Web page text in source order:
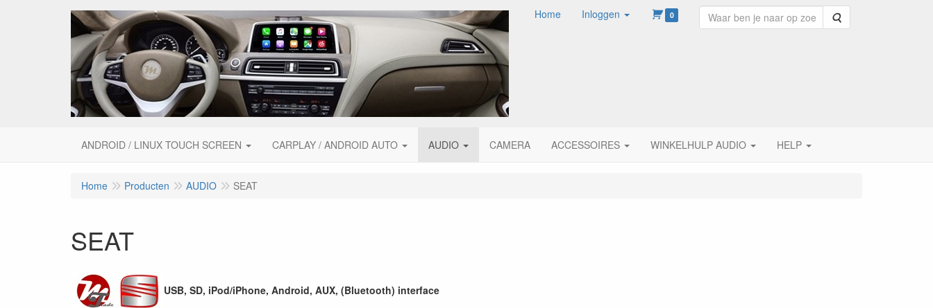
Home Inloggen 0 Zoeken
ANDROID / LINUX TOUCH SCREEN CARPLAY / ANDROID AUTO AUDIO CAMERA ACCESSOIRES WINKELHULP AUDIO HELP
Home Producten AUDIO SEAT
SEAT
USB, SD, iPod/iPhone, Android, AUX, (Bluetooth) interface